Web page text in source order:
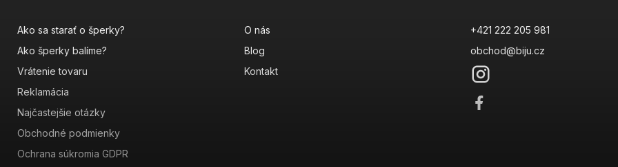
Ako sa starať o šperky?
Ako šperky balíme?
Vrátenie tovaru
Reklamácia
Najčastejšie otázky
Obchodné podmienky
Ochrana súkromia GDPR
O nás
Blog
Kontakt
+421 222 205 981
obchod@biju.cz